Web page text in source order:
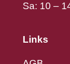
Sa: 10 –
Links